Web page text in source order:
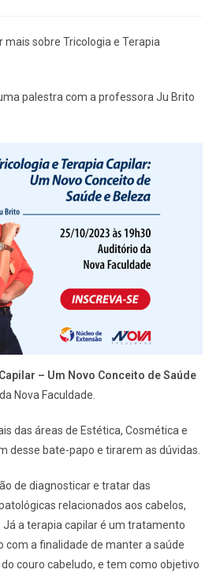
sobre Tricologia e Terapia
palestra com a professora Ju Brito
– Um Novo Conceito de Saúde
Nova Faculdade.
das áreas de Estética, Cosmética e
desse bate-papo e tirarem as dúvidas.
de diagnosticar e tratar das
relacionados aos cabelos,
Já a terapia capilar é um tratamento
com a finalidade de manter a saúde
couro cabeludo, e tem como objetivo